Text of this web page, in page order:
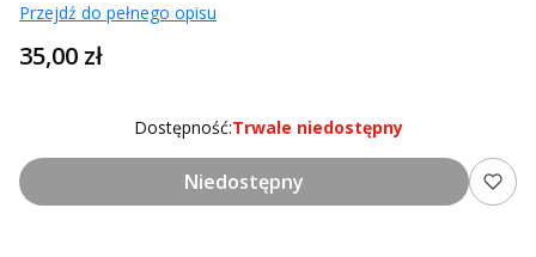
Przejdź do pełnego opisu
Cena
35,00 zł
Dostępność:Trwale niedostępny
Niedostępny